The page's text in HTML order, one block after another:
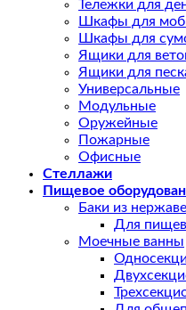
Тележки для
Шкафы для
Шкафы для
Ящики для
Ящики для
Универсальные
Модульные
Оружейные
Пожарные
Офисные
Стеллажи
Пищевое
Баки из
Для
Моечные ванны